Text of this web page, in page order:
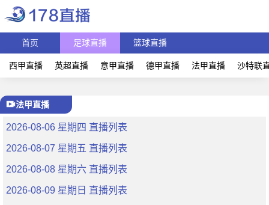
首页 足球直播 篮球直播
西甲直播 英超直播 意甲直播 德甲直播 法甲直播 沙特联
法甲直播
2026-08-06 星期四 直播列表
2026-08-07 星期五 直播列表
2026-08-08 星期六 直播列表
2026-08-09 星期日 直播列表